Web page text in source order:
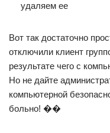
удаляем ее
Вот так достаточно
отключили клиент
результате чего с
Но не дайте
компьютерной
больно! ��